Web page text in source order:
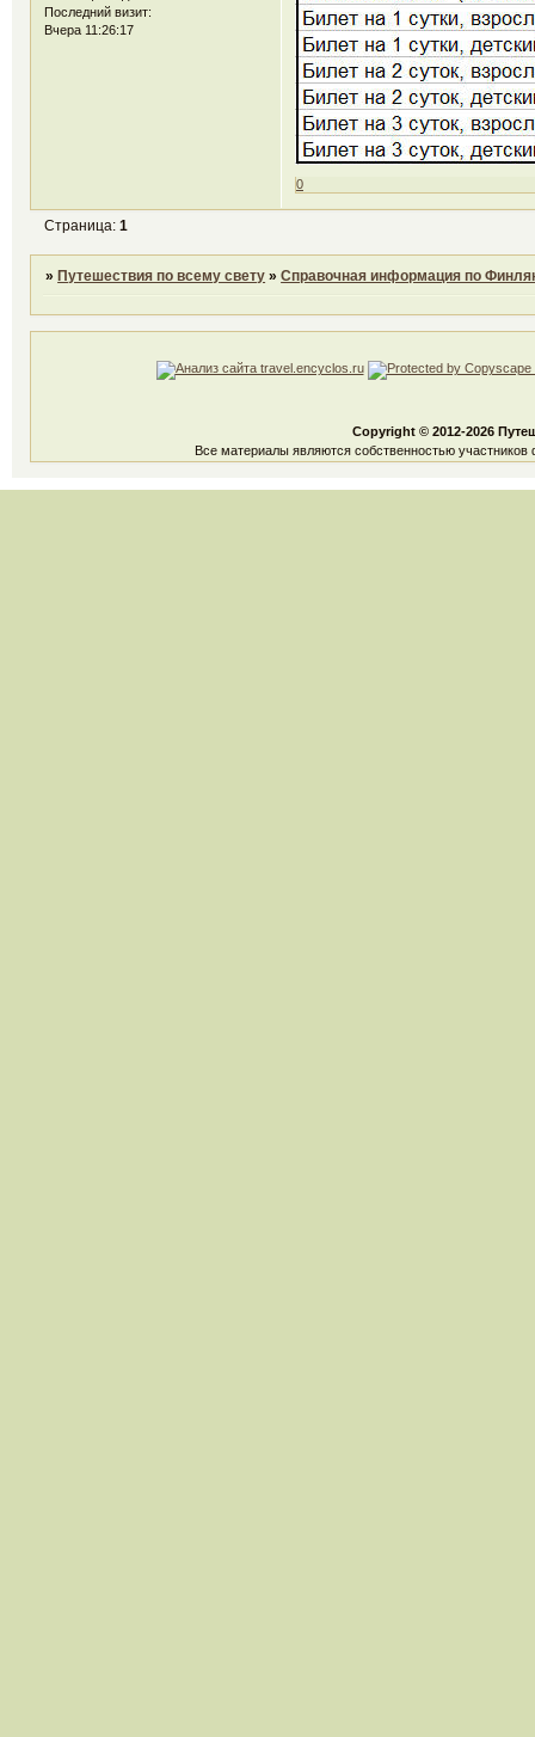
Последний визит:
Вчера 11:26:17
0
Страница:1
» Путешествия по всему свету »Справочная информация по
Copyright © 2012-2026
Все материалы являются собственностью